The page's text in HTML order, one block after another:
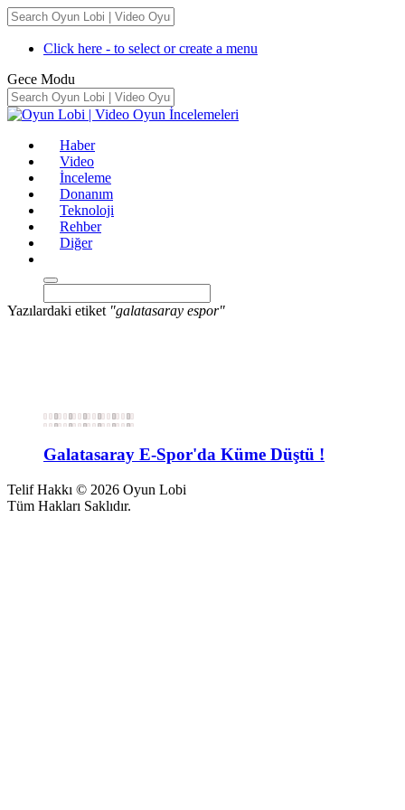
Click here - to select or create a menu
Gece Modu
Haber
Video
İnceleme
Donanım
Teknoloji
Rehber
Diğer
Yazılardaki etiket "galatasaray espor"
Galatasaray E-Spor'da Küme Düştü !
Telif Hakkı © 2026 Oyun Lobi
Tüm Hakları Saklıdır.